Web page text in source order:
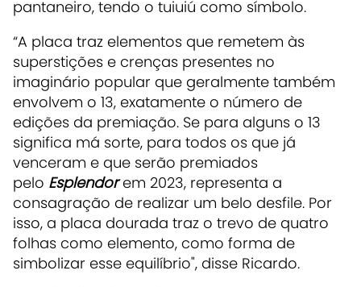
pantaneiro, tendo o tuiuiú como símbolo.
“A placa traz elementos que remetem às
superstições e crenças presentes no
imaginário popular que geralmente também
envolvem o 13, exatamente o número de
edições da premiação. Se para alguns o 13
significa má sorte, para todos os que já
venceram e que serão premiados
pelo Esplendorem 2023, representa a
consagração de realizar um belo desfile. Por
isso, a placa dourada traz o trevo de quatro
folhas como elemento, como forma de
simbolizar esse equilíbrio", disse Ricardo.